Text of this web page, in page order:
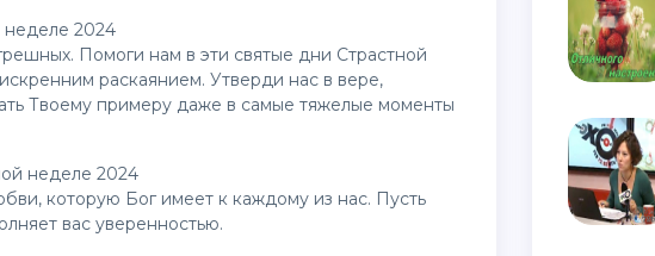
неделе 2024
Помоги нам в эти святые дни Страстной
раскаянием. Утверди нас в вере,
Твоему примеру даже в самые тяжелые моменты
неделе 2024
которую Бог имеет к каждому из нас. Пусть
вас уверенностью.